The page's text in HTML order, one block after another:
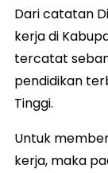
Dari catatan
kerja di
tercatat
pendidikan
Tinggi.
Untuk
kerja, maka